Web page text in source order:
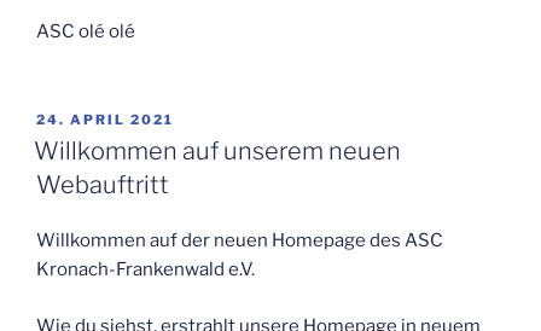
ASC olé olé
VERÖFFENTLICHT
AM
24. APRIL 2021
Willkommen auf unserem neuen
Webauftritt
Willkommen auf der neuen Homepage des ASC
Kronach-Frankenwald e.V.
Wie du siehst, erstrahlt unsere Homepage in neuem